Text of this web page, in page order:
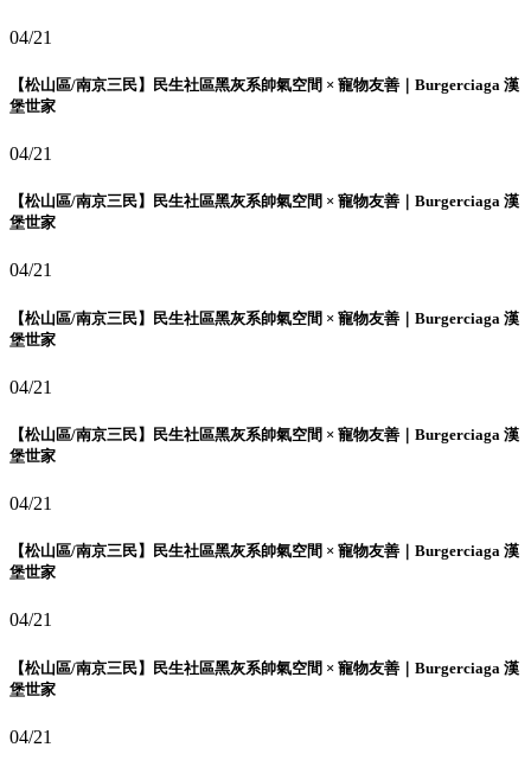
04/21
【松山區/南京三民】民生社區黑灰系帥氣空間 × 寵物友善｜Burgerciaga 漢
堡世家
04/21
【松山區/南京三民】民生社區黑灰系帥氣空間 × 寵物友善｜Burgerciaga 漢
堡世家
04/21
【松山區/南京三民】民生社區黑灰系帥氣空間 × 寵物友善｜Burgerciaga 漢
堡世家
04/21
【松山區/南京三民】民生社區黑灰系帥氣空間 × 寵物友善｜Burgerciaga 漢
堡世家
04/21
【松山區/南京三民】民生社區黑灰系帥氣空間 × 寵物友善｜Burgerciaga 漢
堡世家
04/21
【松山區/南京三民】民生社區黑灰系帥氣空間 × 寵物友善｜Burgerciaga 漢
堡世家
04/21